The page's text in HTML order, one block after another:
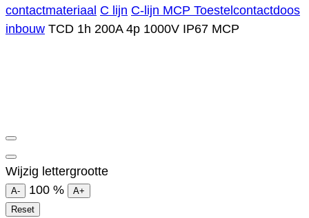
contactmateriaal C lijn C-lijn MCP Toestelcontactdoos
inbouw TCD 1h 200A 4p 1000V IP67 MCP
Wijzig lettergrootte
A- 100 %
A+
Reset